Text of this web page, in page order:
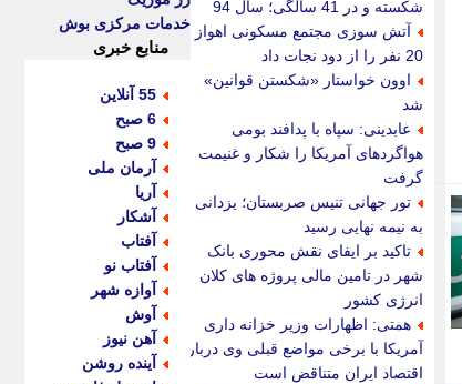
شکسته و در 41 سالگی؛ سال 94
آتش سوزی مجتمع مسکونی اهواز
20 نفر را از دود نجات داد
اوون خواستار «شکستن قوانین»
شد
عابدینی: سپاه با پدافند بومی
هواگردهای آمریکا را شکار و غنیمت
گرفت
تور جهانی تنیس صربستان؛ یزدانی
به نیمه نهایی رسید
تاکید بر ایفای نقش محوری بانک
شهر در تامین مالی پروژه های کلان
انرژی کشور
همتی: اظهارات وزیر خزانه داری
آمریکا با برخی مواضع قبلی وی درباره
اقتصاد ایران متناقض است
خدمات مرکزی بوش
منابع خبری
55 آنلاین
6 صبح
9 صبح
آرمان ملی
آریا
آشکار
آفتاب
آفتاب نو
آوازه شهر
آوش
آهن نیوز
آینده روشن